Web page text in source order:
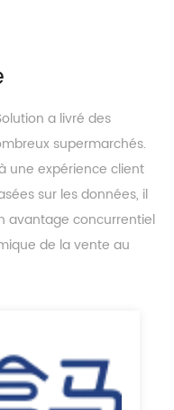
a livré des
supermarchés.
une expérience client
sur les données, il
avantage concurrentiel
de la vente au